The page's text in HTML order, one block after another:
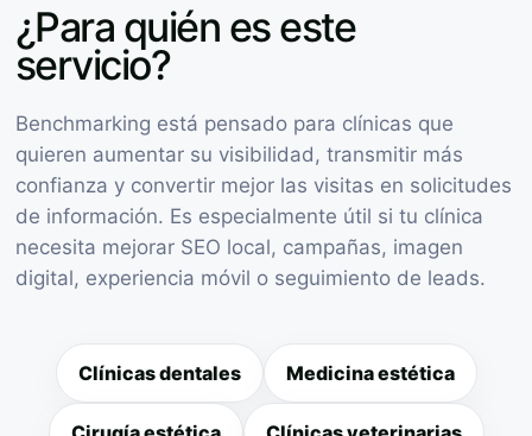
¿Para quién es este
servicio?
Benchmarking está pensado para clínicas que
quieren aumentar su visibilidad, transmitir más
confianza y convertir mejor las visitas en solicitudes
de información. Es especialmente útil si tu clínica
necesita mejorar SEO local, campañas, imagen
digital, experiencia móvil o seguimiento de leads.
Clínicas dentales Medicina estética